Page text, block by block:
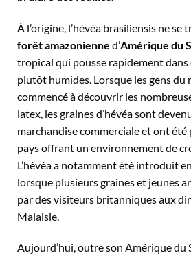
À l’origine, l’hévéa brasiliensis ne se
forêt amazonienne d’Amérique du
tropical qui pousse rapidement dans
plutôt humides. Lorsque les gens
commencé à découvrir les
latex, les graines d’hévéa sont
marchandise commerciale et ont été
pays offrant un environnement de
L’hévéa a notamment été introduit
lorsque plusieurs graines et jeunes
par des visiteurs britanniques aux
Malaisie.
Aujourd’hui, outre son Amérique du